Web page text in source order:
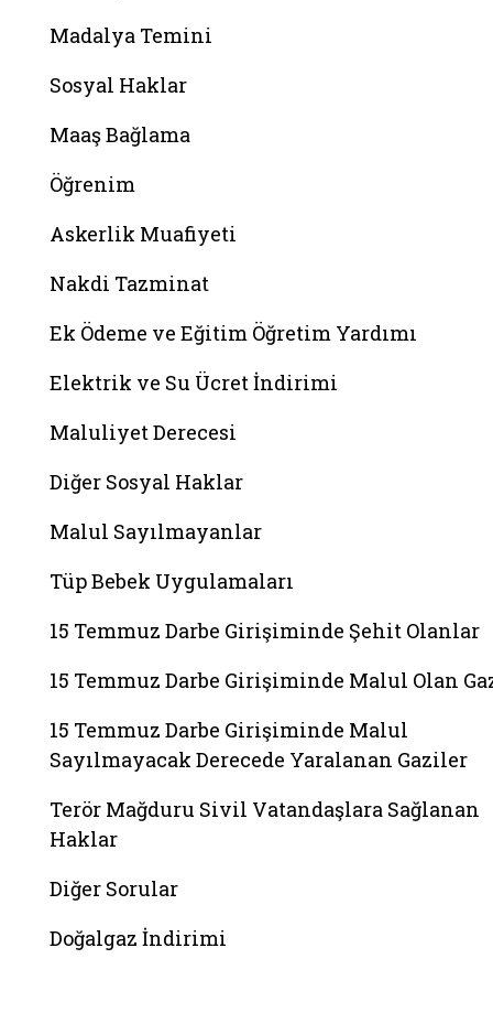
Madalya Temini
Sosyal Haklar
Maaş Bağlama
Öğrenim
Askerlik Muafiyeti
Nakdi Tazminat
Ek Ödeme ve Eğitim Öğretim Yardımı
Elektrik ve Su Ücret İndirimi
Maluliyet Derecesi
Diğer Sosyal Haklar
Malul Sayılmayanlar
Tüp Bebek Uygulamaları
15 Temmuz Darbe Girişiminde Şehit Olanlar
15 Temmuz Darbe Girişiminde Malul Olan
15 Temmuz Darbe Girişiminde Malul
Sayılmayacak Derecede Yaralanan Gaziler
Terör Mağduru Sivil Vatandaşlara Sağlanan
Haklar
Diğer Sorular
Doğalgaz İndirimi